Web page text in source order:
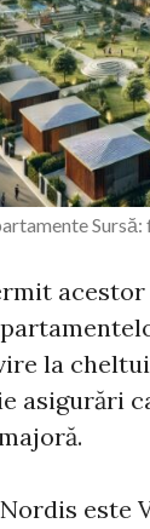
la
asigurări
este